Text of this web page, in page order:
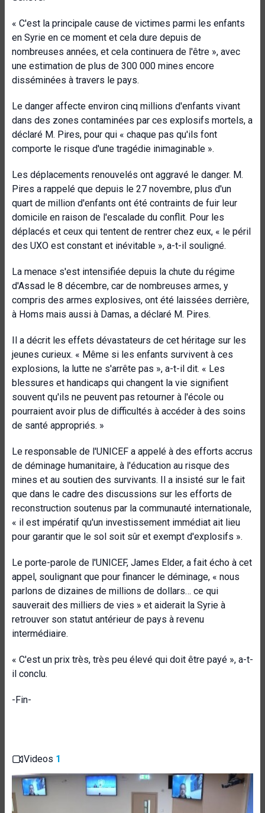
« C'est la principale cause de victimes parmi les enfants
en Syrie en ce moment et cela dure depuis de
nombreuses années, et cela continuera de l'être », avec
une estimation de plus de 300 000 mines encore
disséminées à travers le pays.
Le danger affecte environ cinq millions d'enfants vivant
dans des zones contaminées par ces explosifs mortels, a
déclaré M. Pires, pour qui « chaque pas qu'ils font
comporte le risque d'une tragédie inimaginable ».
Les déplacements renouvelés ont aggravé le danger. M.
Pires a rappelé que depuis le 27 novembre, plus d'un
quart de million d'enfants ont été contraints de fuir leur
domicile en raison de l'escalade du conflit. Pour les
déplacés et ceux qui tentent de rentrer chez eux, « le péril
des UXO est constant et inévitable », a-t-il souligné.
La menace s'est intensifiée depuis la chute du régime
d'Assad le 8 décembre, car de nombreuses armes, y
compris des armes explosives, ont été laissées derrière,
à Homs mais aussi à Damas, a déclaré M. Pires.
Il a décrit les effets dévastateurs de cet héritage sur les
jeunes curieux. « Même si les enfants survivent à ces
explosions, la lutte ne s'arrête pas », a-t-il dit. « Les
blessures et handicaps qui changent la vie signifient
souvent qu'ils ne peuvent pas retourner à l'école ou
pourraient avoir plus de difficultés à accéder à des soins
de santé appropriés. »
Le responsable de l'UNICEF a appelé à des efforts accrus
de déminage humanitaire, à l'éducation au risque des
mines et au soutien des survivants. Il a insisté sur le fait
que dans le cadre des discussions sur les efforts de
reconstruction soutenus par la communauté internationale,
« il est impératif qu'un investissement immédiat ait lieu
pour garantir que le sol soit sûr et exempt d'explosifs ».
Le porte-parole de l'UNICEF, James Elder, a fait écho à cet
appel, soulignant que pour financer le déminage, « nous
parlons de dizaines de millions de dollars… ce qui
sauverait des milliers de vies » et aiderait la Syrie à
retrouver son statut antérieur de pays à revenu
intermédiaire.
« C'est un prix très, très peu élevé qui doit être payé », a-t-
il conclu.
-Fin-
Videos 1